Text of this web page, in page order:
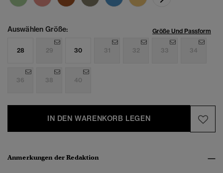
Auswählen Größe: Größe Und Passform
28 29 30 31 32 33 34
36 38 40
IN DEN WARENKORB LEGEN
Anmerkungen der Redaktion